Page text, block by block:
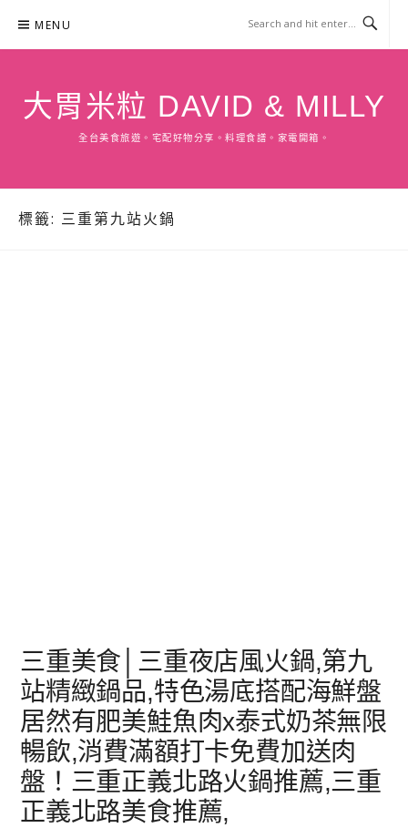
content
MENU
大胃米粒 DAVID & MILLY
全台美食旅遊。宅配好物分享。料理食譜。家電開箱。
標籤: 三重第九站火鍋
三重美食│三重夜店風火鍋,第九
站精緻鍋品,特色湯底搭配海鮮盤
居然有肥美鮭魚肉x泰式奶茶無限
暢飲,消費滿額打卡免費加送肉
盤！三重正義北路火鍋推薦,三重
正義北路美食推薦,